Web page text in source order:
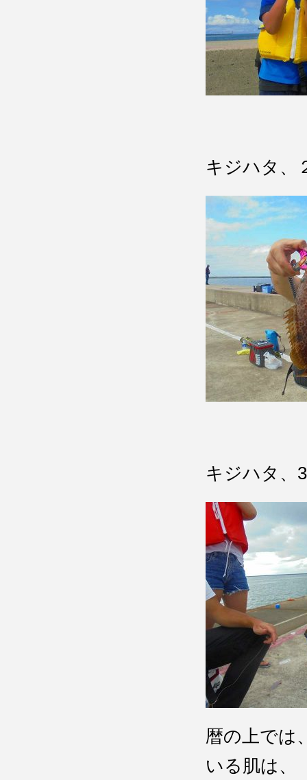
キジハタ、
キジハタ、
暦の上では
いる肌は、